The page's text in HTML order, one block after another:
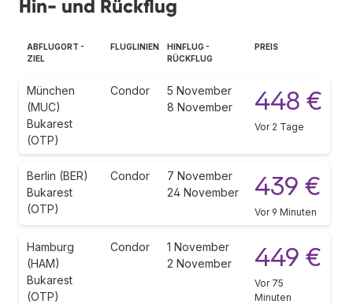
Hin- und Rückflug
ABFLUGORT -
ZIEL
FLUGLINIEN
HINFLUG -
RÜCKFLUG
PREIS
München
(MUC)
Bukarest
(OTP)
Condor
5 November
8 November
448 €
Vor 2 Tage
Berlin (BER)
Bukarest
(OTP)
Condor
7 November
24 November
439 €
Vor 9 Minuten
Hamburg
(HAM)
Bukarest
(OTP)
Condor
1 November
2 November
449 €
Vor 75
Minuten